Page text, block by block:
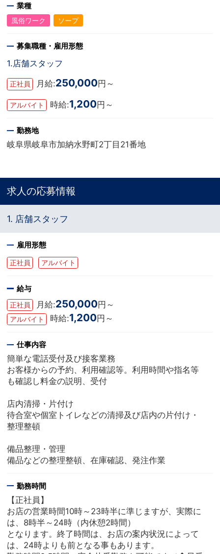
業種
風俗ワーク ソープ
募集職種・雇用形態
1.店舗スタッフ
正社員 月給:250,000 円～
アルバイト 時給:1,200円～
勤務地
岐阜県岐阜市加納水野町2丁目21番地
求人の応募情報
1. 店舗スタッフ
雇用形態
正社員 アルバイト
給与
正社員 月給:250,000円～
アルバイト 時給:1,200 円～
仕事内容
簡単な電話受付及び接客業務
お客様からの予約、利用確認等。利用時間や指名等
も確認し料金の説明、受付
店内清掃・片付け
待合室や個室トイレなどの清掃及び店内の片付け・
整理整頓
備品整理・管理
備品などの整理整頓、在庫確認、発注作業
勤務時間
【正社員】
お店の営業時間10時～23時半に準じますが、実際に
は、8時半～24時（内休憩2時間）
となります。終了時間は、お店の案内状況によって
は、24時よりも前となる事もあります。